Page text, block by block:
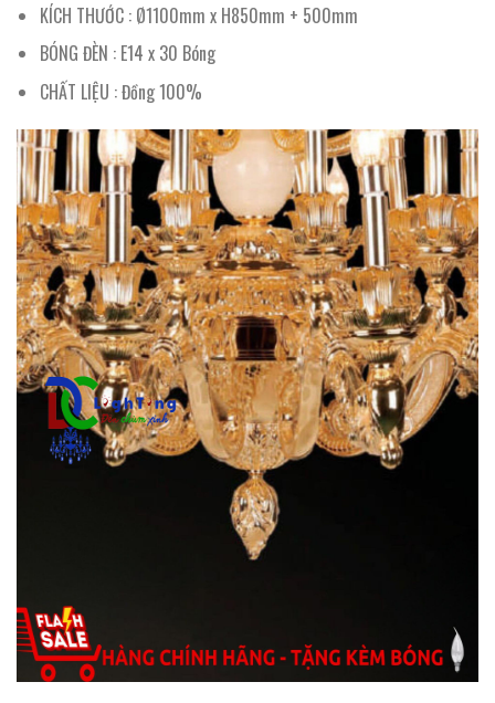
KÍCH THƯỚC : Ø1100mm x H850mm + 500mm
BÓNG ĐÈN : E14 x 30 Bóng
CHẤT LIỆU : Đồng 100%